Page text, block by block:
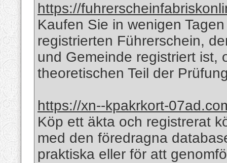
https://
Kaufen Sie in wenigen
registrierten Führerschein,
und Gemeinde registriert ist,
theoretischen Teil der
https://xn--kpakrkort-
Köp ett äkta och registrerat
med den föredragna
praktiska eller för att